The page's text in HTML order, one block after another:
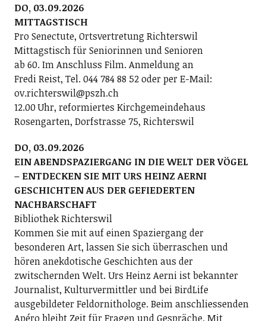
DO, 03.09.2026
MITTAGSTISCH
Pro Senectute, Ortsvertretung Richterswil
Mittagstisch für Seniorinnen und Senioren
ab 60. Im Anschluss Film. Anmeldung an
Fredi Reist, Tel. 044 784 88 52 oder per E-Mail:
ov.richterswil@pszh.ch
12.00 Uhr, reformiertes Kirchgemeindehaus
Rosengarten, Dorfstrasse 75, Richterswil
DO, 03.09.2026
EIN ABENDSPAZIERGANG IN DIE WELT DER VÖGEL
– ENTDECKEN SIE MIT URS HEINZ AERNI
GESCHICHTEN AUS DER GEFIEDERTEN
NACHBARSCHAFT
Bibliothek Richterswil
Kommen Sie mit auf einen Spaziergang der
besonderen Art, lassen Sie sich überraschen und
hören anekdotische Geschichten aus der
zwitschernden Welt. Urs Heinz Aerni ist bekannter
Journalist, Kulturvermittler und bei BirdLife
ausgebildeter Feldornithologe. Beim anschliessenden
Apéro bleibt Zeit für Fragen und Gespräche. Mit